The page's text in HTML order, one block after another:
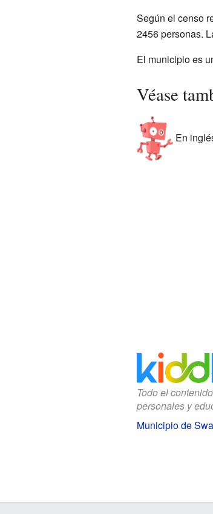
Según el censo
2456 personas.
El municipio es
Véase
En
Todo el
personales y
Municipio de